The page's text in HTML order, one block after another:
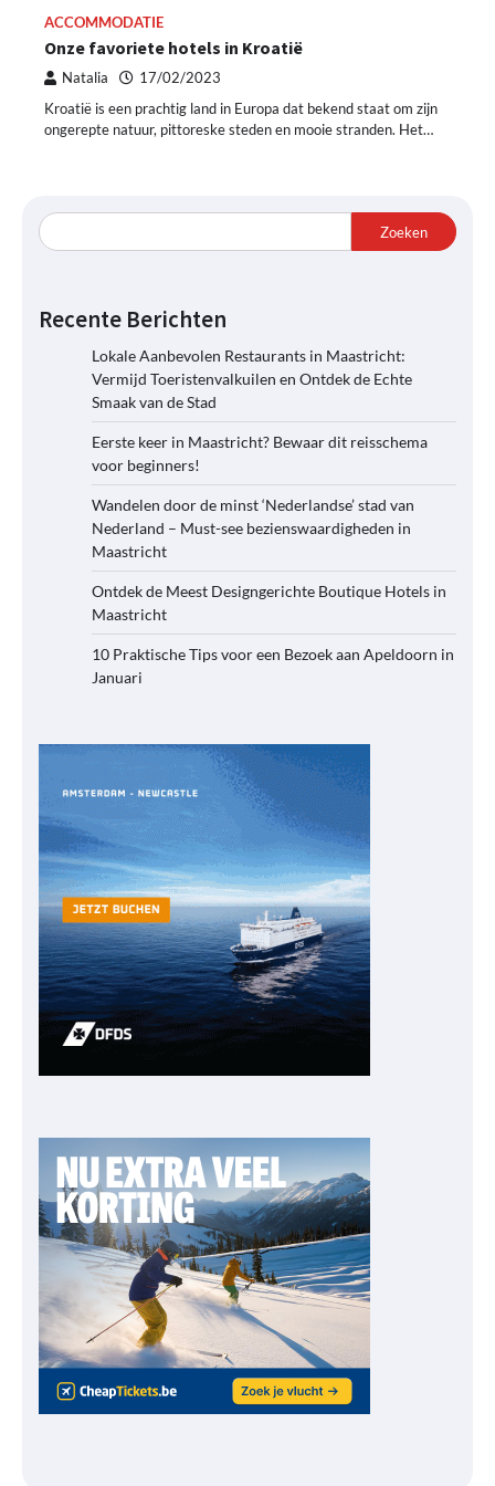
ACCOMMODATIE
Onze favoriete hotels in Kroatië
Natalia 17/02/2023
Kroatië is een prachtig land in Europa dat bekend staat om zijn
ongerepte natuur, pittoreske steden en mooie stranden. Het…
Zoeken
Recente Berichten
Lokale Aanbevolen Restaurants in Maastricht:
Vermijd Toeristenvalkuilen en Ontdek de Echte
Smaak van de Stad
Eerste keer in Maastricht? Bewaar dit reisschema
voor beginners!
Wandelen door de minst ‘Nederlandse’ stad van
Nederland – Must-see bezienswaardigheden in
Maastricht
Ontdek de Meest Designgerichte Boutique Hotels in
Maastricht
10 Praktische Tips voor een Bezoek aan Apeldoorn in
Januari